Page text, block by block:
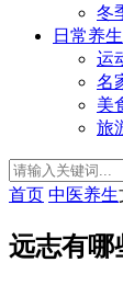
冬
日常养生
运
名
美
旅
首页 中医养生
远志有哪